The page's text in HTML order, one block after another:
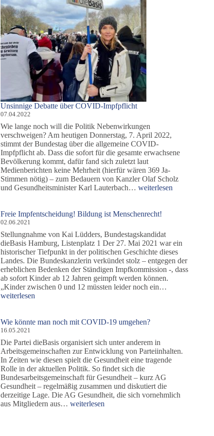
Unsinnige Debatte über COVID-Impfpflicht
07.04.2022
Wie lange noch will die Politik Nebenwirkungen
verschweigen? Am heutigen Donnerstag, 7. April 2022,
stimmt der Bundestag über die allgemeine COVID-
Impfpflicht ab. Dass die sofort für die gesamte erwachsene
Bevölkerung kommt, dafür fand sich zuletzt laut
Medienberichten keine Mehrheit (hierfür wären 369 Ja-
Stimmen nötig) – zum Bedauern von Kanzler Olaf Scholz
und Gesundheitsminister Karl Lauterbach… Unsinnige
COVID-
weiterlesen
Freie Impfentscheidung! Bildung ist Menschenrecht!
02.06.2021
Stellungnahme von Kai Lüdders, Bundestagskandidat
dieBasis Hamburg, Listenplatz 1 Der 27. Mai 2021 war ein
historischer Tiefpunkt in der politischen Geschichte dieses
Landes. Die Bundeskanzlerin verkündet stolz – entgegen der
erheblichen Bedenken der Ständigen Impfkommission -, dass
ab sofort Kinder ab 12 Jahren geimpft werden können.
„Kinder zwischen 0 und 12 müssten leider noch ein…
weiterlesen
Wie könnte man noch mit COVID-19 umgehen?
16.05.2021
Die Partei dieBasis organisiert sich unter anderem in
Arbeitsgemeinschaften zur Entwicklung von Parteiinhalten.
In Zeiten wie diesen spielt die Gesundheit eine tragende
Rolle in der aktuellen Politik. So findet sich die
Bundesarbeitsgemeinschaft für Gesundheit – kurz AG
Gesundheit – regelmäßig zusammen und diskutiert die
derzeitige Lage. Die AG Gesundheit, die sich vornehmlich
aus Mitgliedern aus… Wie
weiterlesen